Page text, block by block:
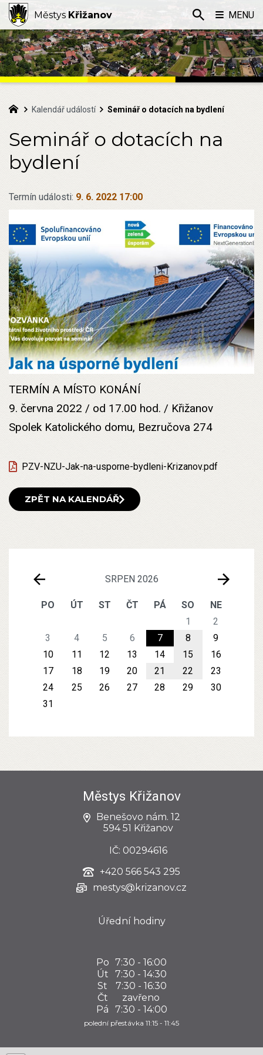
SRPEN 2026
PO ÚT ST ČT PÁ SO
NE
1
2
3
4 5 6 7 8
9
10
11 12 13 14 15
16
17
18 19 20 21 22
23
24
25 26 27 28 29
30
31
Kalendář událostí Seminář o dotacích na bydlení
Seminář o dotacích na
bydlení
Termín události: 9. 6. 2022 17:00
TERMÍN A MÍSTO KONÁNÍ
9. června 2022 / od 17.00 hod. / Křižanov
Spolek Katolického domu, Bezručova 274
PZV-NZU-Jak-na-usporne-bydleni-Krizanov.pdf
ZPĚT NA KALENDÁŘ
Městys Křižanov
Benešovo nám. 12
594 51 Křižanov
IČ: 00294616
+420 566 543 295
mestys@krizanov.cz
Úřední hodiny
Po 7:30 - 16:00
Út
7:30 - 14:30
St
7:30 - 16:30
Čt
zavřeno
Pá
7:30 - 14:00
polední přestávka 11:15 - 11:45
Městys Křižanov MENU